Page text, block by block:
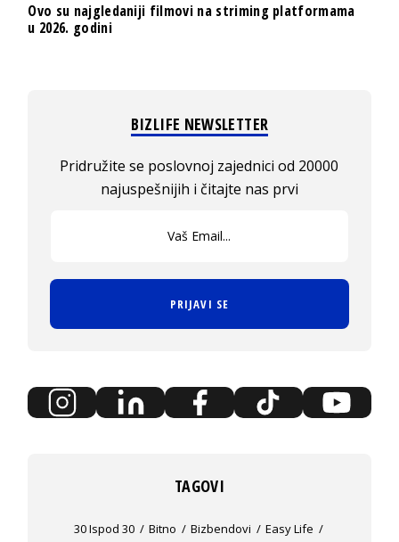
Ovo su najgledaniji filmovi na striming platformama
u 2026. godini
BIZLIFE NEWSLETTER
Pridružite se poslovnoj zajednici od 20000
najuspešnijih i čitajte nas prvi
PRIJAVI SE
TAGOVI
30 Ispod 30 Bitno Bizbendovi
Easy Life